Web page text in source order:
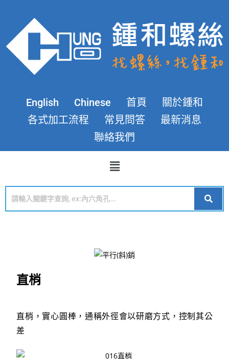
English Chinese 首頁
關於鍾和
各式加工流程
常見問答
最新消息
聯絡我們
直梢
直梢，實心圓棒，通稱外徑會以研磨方式，控制其公
差